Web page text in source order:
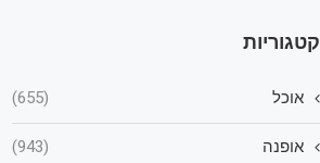
קטגוריות
אוכל (655)
אופנה (943)